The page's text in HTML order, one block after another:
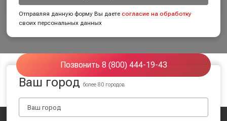
Отправляя данную форму Вы даетесогласие на обработку
своих персональных данных
Позвонить 8 (800) 444-19-43
Ваш городболее 80 городов